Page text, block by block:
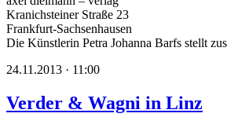
Kranichsteiner Straße 23
Frankfurt-Sachsenhausen
Die Künstlerin Petra Johanna Barfs stellt
24.11.2013 · 11:00
Verder & Wagni in Linz